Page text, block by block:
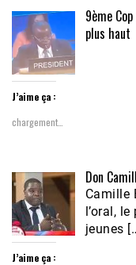
9ème
plus haut
J’aime ça :
chargement…
Don
Camille
l’oral,
jeunes
J’aime ça :